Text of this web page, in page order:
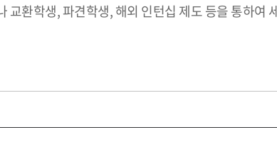
교환학생, 파견학생, 해외 인턴십 제도 등을 통하